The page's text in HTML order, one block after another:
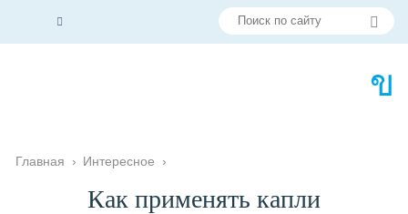
Главная › Интересное ›
Как применять капли